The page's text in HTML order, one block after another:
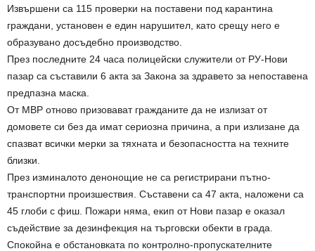
Извършени са 115 проверки на поставени под карантина
граждани, установен е един нарушител, като срещу него е
образувано досъдебно производство.
През последните 24 часа полицейски служители от РУ-Нови
пазар са съставили 6 акта за Закона за здравето за непоставена
предпазна маска.
От МВР отново призовават гражданите да не излизат от
домовете си без да имат сериозна причина, а при излизане да
спазват всички мерки за тяхната и безопасността на техните
близки.
През изминалото денонощие не са регистрирани пътно-
транспортни произшествия. Съставени са 47 акта, наложени са
45 глоби с фиш. Пожари няма, екип от Нови пазар е оказал
съдействие за дезинфекция на търговски обекти в града.
Спокойна е обстановката по контролно-пропускателните